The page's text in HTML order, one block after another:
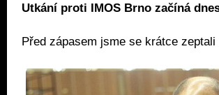
Utkání proti IMOS Brno začíná
Před zápasem jsme se krátce